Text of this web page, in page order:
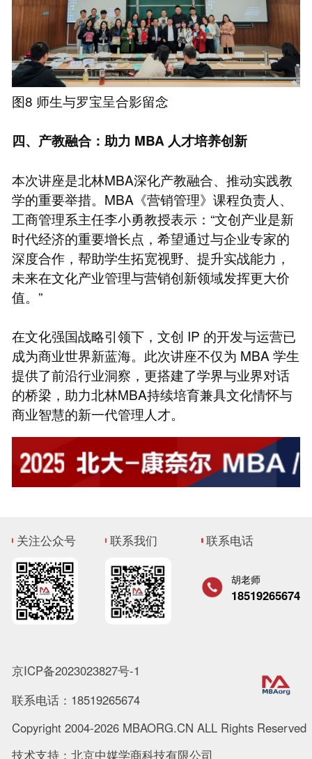
图8 师生与罗宝呈合影留念
四、产教融合：助力 MBA 人才培养创新
本次讲座是北林MBA深化产教融合、推动实践教
学的重要举措。MBA《营销管理》课程负责人、
工商管理系主任李小勇教授表示：“文创产业是新
时代经济的重要增长点，希望通过与企业专家的
深度合作，帮助学生拓宽视野、提升实战能力，
未来在文化产业管理与营销创新领域发挥更大价
值。”
在文化强国战略引领下，文创 IP 的开发与运营已
成为商业世界新蓝海。此次讲座不仅为 MBA 学生
提供了前沿行业洞察，更搭建了学界与业界对话
的桥梁，助力北林MBA持续培育兼具文化情怀与
商业智慧的新一代管理人才。
关注公众号 联系我们 联系电话
胡老师
18519265674
京ICP备2023023827号-1
联系电话：18519265674
Copyright 2004-2026 MBAORG.CN ALL Rights Reserved
技术支持：北京中媒学商科技有限公司